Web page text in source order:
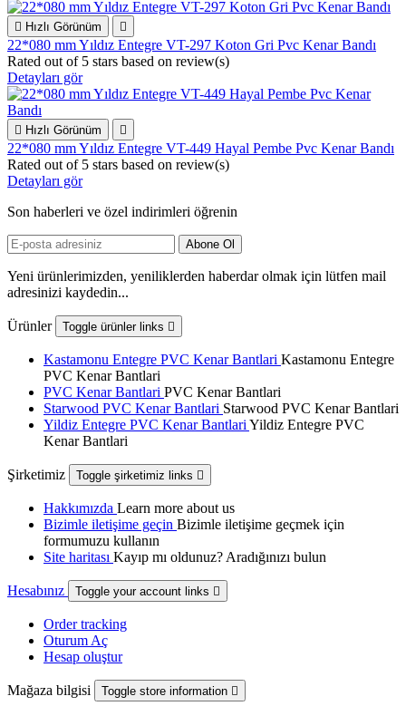
 Hızlı Görünüm 
22*080 mm Yıldız Entegre VT-297 Koton Gri Pvc Kenar Bandı
Rated out of 5 stars based on review(s)
Detayları gör
 Hızlı Görünüm 
22*080 mm Yıldız Entegre VT-449 Hayal Pembe Pvc Kenar Bandı
Rated out of 5 stars based on review(s)
Detayları gör
Son haberleri ve özel indirimleri öğrenin
Yeni ürünlerimizden, yeniliklerden haberdar olmak için lütfen mail
adresinizi kaydedin...
Ürünler Toggle ürünler links 
Kastamonu Entegre PVC Kenar Bantlari Kastamonu Entegre
PVC Kenar Bantlari
PVC Kenar Bantlari PVC Kenar Bantlari
Starwood PVC Kenar Bantlari Starwood PVC Kenar Bantlari
Yildiz Entegre PVC Kenar Bantlari Yildiz Entegre PVC
Kenar Bantlari
Şirketimiz Toggle şirketimiz links 
Hakkımızda Learn more about us
Bizimle iletişime geçin Bizimle iletişime geçmek için
formumuzu kullanın
Site haritası Kayıp mı oldunuz? Aradığınızı bulun
Hesabınız Toggle your account links 
Order tracking
Oturum Aç
Hesap oluştur
Mağaza bilgisi Toggle store information 